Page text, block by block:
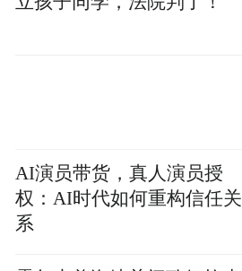
AI演员带货，真人演员授
权：AI时代如何重构信任关
系